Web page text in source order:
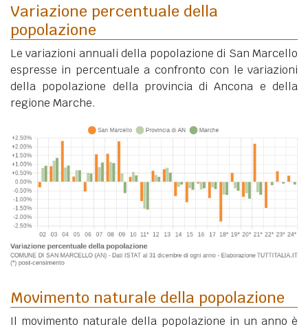
Variazione percentuale della
popolazione
Le variazioni annuali della popolazione di San Marcello
espresse in percentuale a confronto con le variazioni
della popolazione della provincia di Ancona e della
regione Marche.
Movimento naturale della popolazione
Il movimento naturale della popolazione in un anno è